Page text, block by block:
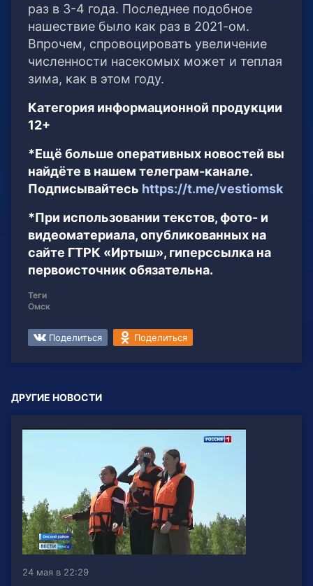
раз в 3-4 года. Последнее подобное
нашествие было как раз в 2021-ом.
Впрочем, спровоцировать увеличение
численности насекомых может и теплая
зима, как в этом году.
Категория информационной продукции
12+
*Ещё больше оперативных новостей вы
найдёте в нашем телеграм-канале.
Подписывайтесь https://t.me/vestiomsk
*При использовании текстов, фото- и
видеоматериала, опубликованных на
сайте ГТРК «Иртыш», гиперссылка на
первоисточник обязательна.
Теги
Омск
Поделиться Поделиться
ДРУГИЕ НОВОСТИ
24 мая в 22:29